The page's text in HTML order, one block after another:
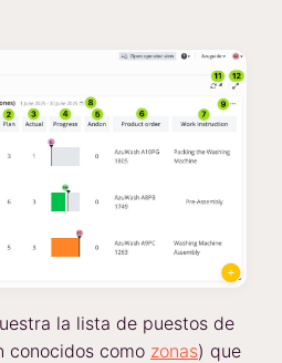
la lista de puestos de
conocidos como zonas) que